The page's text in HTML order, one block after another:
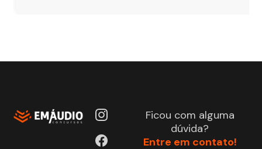
Ficou com alguma
dúvida?
Entre em contato!